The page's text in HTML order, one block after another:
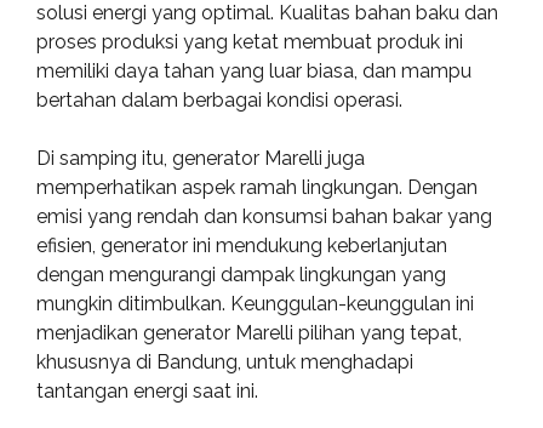
solusi energi yang optimal. Kualitas bahan baku dan
proses produksi yang ketat membuat produk ini
memiliki daya tahan yang luar biasa, dan mampu
bertahan dalam berbagai kondisi operasi.
Di samping itu, generator Marelli juga
memperhatikan aspek ramah lingkungan. Dengan
emisi yang rendah dan konsumsi bahan bakar yang
efisien, generator ini mendukung keberlanjutan
dengan mengurangi dampak lingkungan yang
mungkin ditimbulkan. Keunggulan-keunggulan ini
menjadikan generator Marelli pilihan yang tepat,
khususnya di Bandung, untuk menghadapi
tantangan energi saat ini.